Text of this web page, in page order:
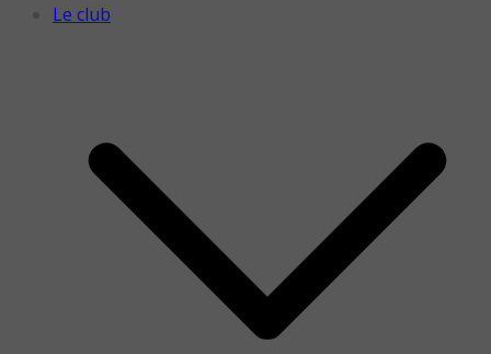
Le club